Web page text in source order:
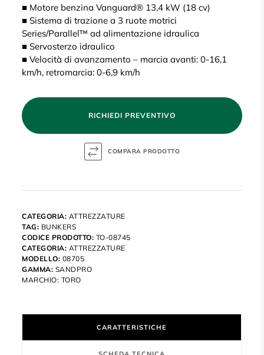
■ Motore benzina Vanguard® 13,4 kW (18 cv)
■ Sistema di trazione a 3 ruote motrici
Series/Parallel™ ad alimentazione idraulica
■ Servosterzo idraulico
■ Velocità di avanzamento – marcia avanti: 0-16,1
km/h, retromarcia: 0-6,9 km/h
RICHIEDI PREVENTIVO
CATEGORIA: ATTREZZATURE
TAG: BUNKERS
CODICE PRODOTTO: TO-08745
CATEGORIA: ATTREZZATURE
MODELLO: 08705
GAMMA: SANDPRO
MARCHIO: TORO
CARATTERISTICHE